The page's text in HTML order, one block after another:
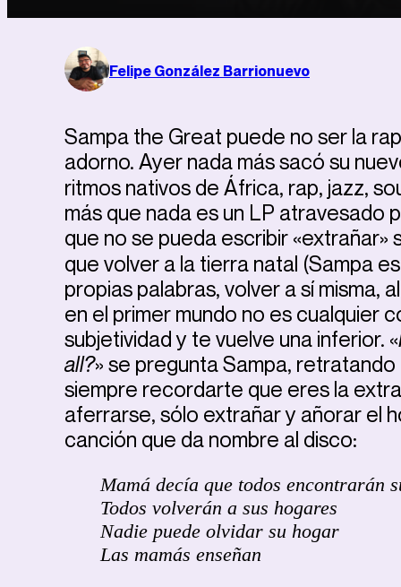
Felipe González Barrionuevo
Sampa the Great puede no ser la
adorno. Ayer nada más sacó su
ritmos nativos de África, rap, jazz,
más que nada es un LP atravesado
que no se pueda escribir «extrañar»
que volver a la tierra natal (Sampa
propias palabras, volver a sí misma,
en el primer mundo no es cualquier
subjetividad y te vuelve una inferior. «
all?» se pregunta Sampa,
siempre recordarte que eres la
aferrarse, sólo extrañar y añorar el
canción que da nombre al disco:
Mamá decía que todos encontrarán
Todos volverán a sus hogares
Nadie puede olvidar su hogar
Las mamás enseñan